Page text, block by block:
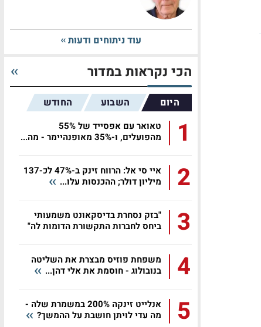
עוד ניתוחים ודעות
הכי נקראות במדור
היום השבוע החודש
1
טאואר עם אפסייד של 55%
מהפועלים, ו-35% מאופנהיימר - מה...
2
איי סי אל: הרווח זינק ב-47% לכ-137
מיליון דולר; ההכנסות עלו...
3
"בזק נסחרת בדיסקאונט משמעותי
ביחס לחברות התקשורת הדומות לה"
4
משפחת פוזיס מבצרת את השליטה
בנובולוג - חוסמת את אלי דהן...
5
אנלייט זינקה 200% במשמרת שלה -
מה עדי לויתן חושבת על ההמשך?